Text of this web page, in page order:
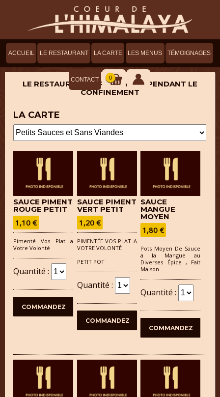
ACCUEIL LE RESTAURANT LA CARTE LES MENUS TÉMOIGNAGES
CONTACT 0
LE RESTAURANT SERA OUVERT PENDANT LE
CONFINEMENT
LA CARTE
SAUCE PIMENT
ROUGE PETIT
1,10 €
Pimenté Vos Plat a
Votre Volonté
Quantité :
SAUCE PIMENT
VERT PETIT
1,20 €
PIMENTÉE VOS PLAT A
VOTRE VOLONTÉ
PETIT POT
Quantité :
SAUCE
MANGUE
MOYEN
1,80 €
Pots Moyen De Sauce
a la Mangue au
Diverses Épice , Fait
Maison
Quantité :